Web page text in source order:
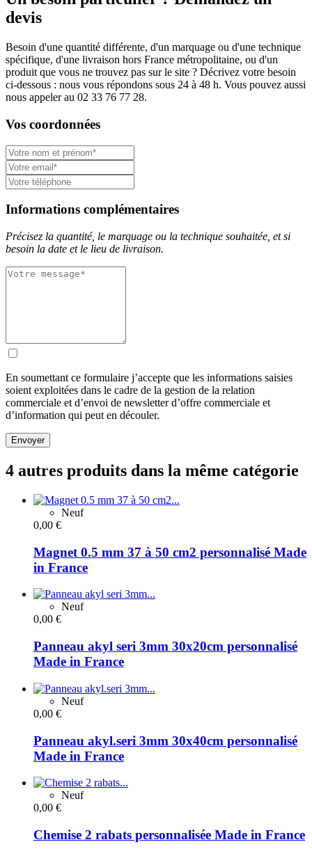
devis
Besoin d'une quantité différente, d'un marquage ou d'une technique
spécifique, d'une livraison hors France métropolitaine, ou d'un
produit que vous ne trouvez pas sur le site ? Décrivez votre besoin
ci-dessous : nous vous répondons sous 24 à 48 h. Vous pouvez aussi
nous appeler au 02 33 76 77 28.
Vos coordonnées
Informations complémentaires
Précisez la quantité, le marquage ou la technique souhaitée, et si
besoin la date et le lieu de livraison.
En soumettant ce formulaire j’accepte que les informations saisies
soient exploitées dans le cadre de la gestion de la relation
commerciale et d’envoi de newsletter d’offre commerciale et
d’information qui peut en découler.
Envoyer
4 autres produits dans la même catégorie
Neuf
0,00 €
Magnet 0.5 mm 37 à 50 cm2 personnalisé Made
in France
Neuf
0,00 €
Panneau akyl seri 3mm 30x20cm personnalisé
Made in France
Neuf
0,00 €
Panneau akyl.seri 3mm 30x40cm personnalisé
Made in France
Neuf
0,00 €
Chemise 2 rabats personnalisée Made in France